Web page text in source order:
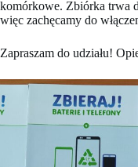
komórkowe. Zbiórka trwa
więc zachęcamy do
Zapraszam do udziału!